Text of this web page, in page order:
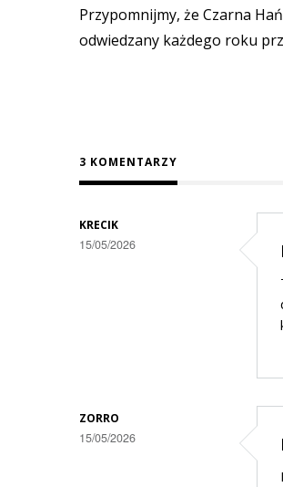
Przypomnijmy, że Czarna
odwiedzany każdego roku
3 KOMENTARZY
KRECIK
15/05/2026
ZORRO
15/05/2026